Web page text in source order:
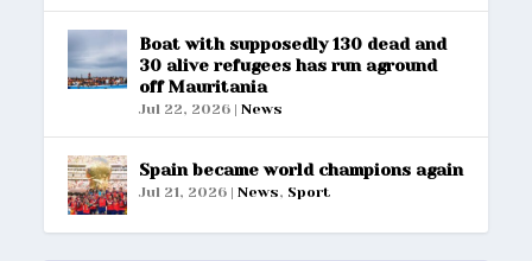
Boat with supposedly 130 dead and
30 alive refugees has run aground
off Mauritania
Jul 22, 2026 |News
Spain became world champions again
Jul 21, 2026 |News, Sport